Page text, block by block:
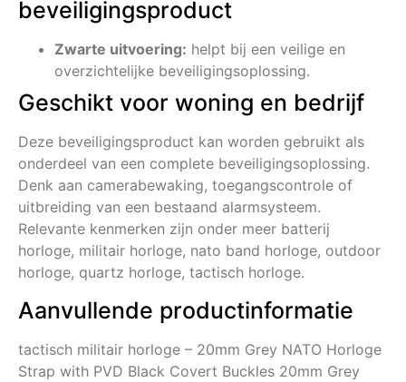
beveiligingsproduct
Zwarte uitvoering: helpt bij een veilige en
overzichtelijke beveiligingsoplossing.
Geschikt voor woning en bedrijf
Deze beveiligingsproduct kan worden gebruikt als
onderdeel van een complete beveiligingsoplossing.
Denk aan camerabewaking, toegangscontrole of
uitbreiding van een bestaand alarmsysteem.
Relevante kenmerken zijn onder meer batterij
horloge, militair horloge, nato band horloge, outdoor
horloge, quartz horloge, tactisch horloge.
Aanvullende productinformatie
tactisch militair horloge – 20mm Grey NATO Horloge
Strap with PVD Black Covert Buckles 20mm Grey